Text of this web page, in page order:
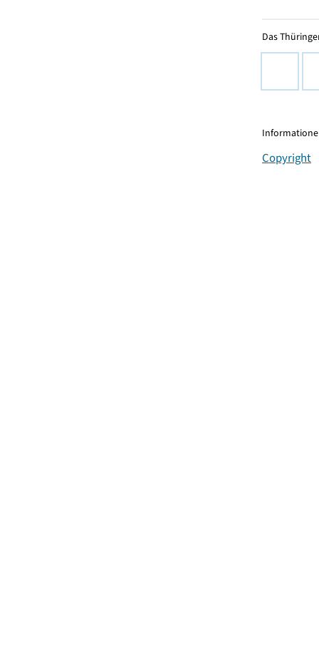
Das
Copyright